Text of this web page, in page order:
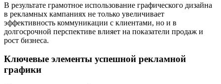
В результате грамотное использование графического дизайна
в рекламных кампаниях не только увеличивает
эффективность коммуникации с клиентами, но и в
долгосрочной перспективе влияет на показатели продаж и
рост бизнеса.
Ключевые элементы успешной рекламной
графики